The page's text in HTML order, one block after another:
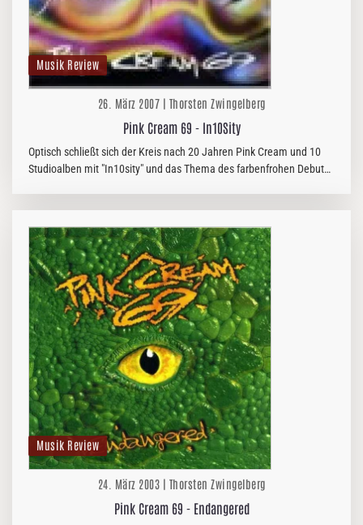
Musik Review
26. März 2007 | Thorsten Zwingelberg
Pink Cream 69 - In10Sity
Optisch schließt sich der Kreis nach 20 Jahren Pink Cream und 10
Studioalben mit "In10sity" und das Thema des farbenfrohen Debuts
Musik Review
24. März 2003 | Thorsten Zwingelberg
Pink Cream 69 - Endangered